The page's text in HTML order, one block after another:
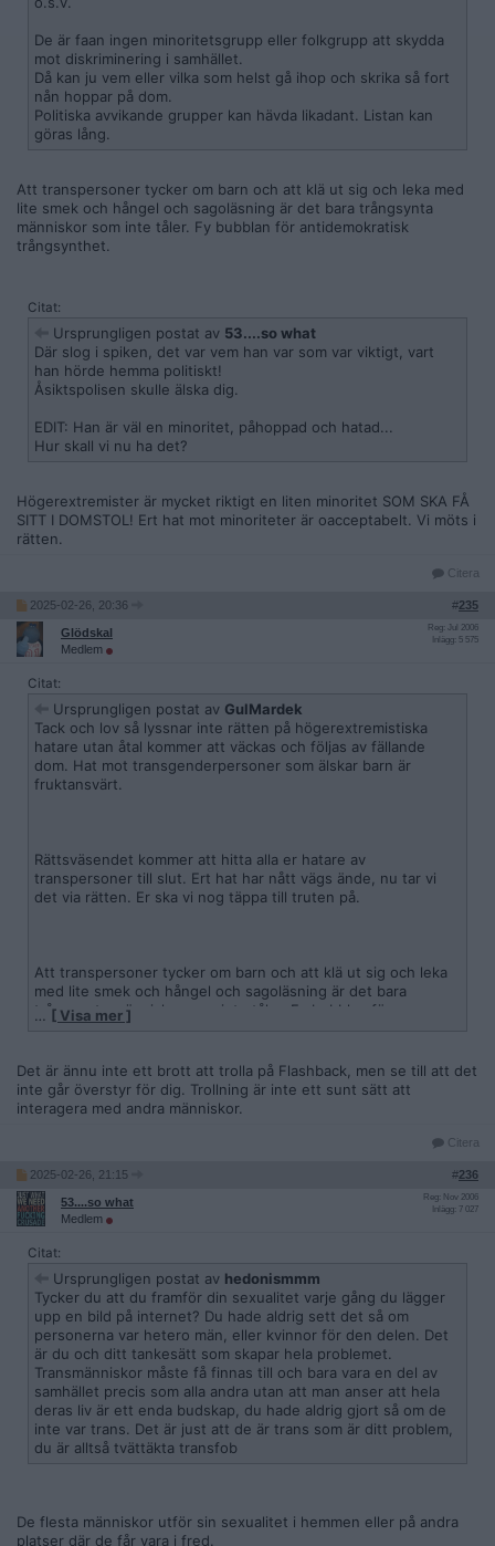
De är faan ingen minoritetsgrupp eller folkgrupp att skydda
mot diskriminering i samhället.
Då kan ju vem eller vilka som helst gå ihop och skrika så fort
nån hoppar på dom.
Politiska avvikande grupper kan hävda likadant. Listan kan
göras lång.
Att transpersoner tycker om barn och att klä ut sig och leka med
lite smek och hångel och sagoläsning är det bara trångsynta
människor som inte tåler. Fy bubblan för antidemokratisk
trångsynthet.
Citat:
Ursprungligen postat av 53....so what
Där slog i spiken, det var vem han var som var viktigt, vart
han hörde hemma politiskt!
Åsiktspolisen skulle älska dig.
EDIT: Han är väl en minoritet, påhoppad och hatad...
Hur skall vi nu ha det?
Högerextremister är mycket riktigt en liten minoritet SOM SKA FÅ
SITT I DOMSTOL! Ert hat mot minoriteter är oacceptabelt. Vi möts i
rätten.
Citera
2025-02-26, 20:36 #235
Glödskal
Medlem
Reg: Jul 2006
Inlägg: 5 575
Citat:
Ursprungligen postat av GulMardek
Tack och lov så lyssnar inte rätten på högerextremistiska
hatare utan åtal kommer att väckas och följas av fällande
dom. Hat mot transgenderpersoner som älskar barn är
fruktansvärt.
Rättsväsendet kommer att hitta alla er hatare av
transpersoner till slut. Ert hat har nått vägs ände, nu tar vi
det via rätten. Er ska vi nog täppa till truten på.
Att transpersoner tycker om barn och att klä ut sig och leka
med lite smek och hångel och sagoläsning är det bara
trångsynta människor som inte tåler. Fy bubblan för
antidemokratisk trångsynthet.
Högerextremister är mycket riktigt en liten minoritet SOM
… [ Visa mer ]
Det är ännu inte ett brott att trolla på Flashback, men se till att det
inte går överstyr för dig. Trollning är inte ett sunt sätt att
interagera med andra människor.
Citera
2025-02-26, 21:15 #236
53....so what
Medlem
Reg: Nov 2006
Inlägg: 7 027
Citat:
Ursprungligen postat av hedonismmm
Tycker du att du framför din sexualitet varje gång du lägger
upp en bild på internet? Du hade aldrig sett det så om
personerna var hetero män, eller kvinnor för den delen. Det
är du och ditt tankesätt som skapar hela problemet.
Transmänniskor måste få finnas till och bara vara en del av
samhället precis som alla andra utan att man anser att hela
deras liv är ett enda budskap, du hade aldrig gjort så om de
inte var trans. Det är just att de är trans som är ditt problem,
du är alltså tvättäkta transfob
De flesta människor utför sin sexualitet i hemmen eller på andra
platser där de får vara i fred.